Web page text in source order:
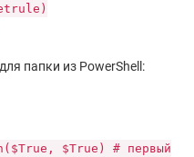
папки из PowerShell:
$True) # первый